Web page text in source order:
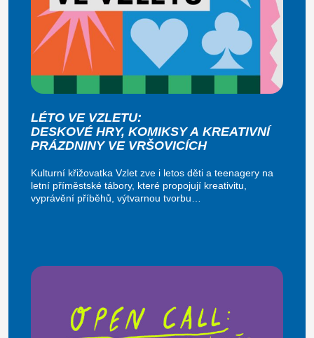
LÉTO VE VZLETU:
DESKOVÉ HRY, KOMIKSY A KREATIVNÍ
PRÁZDNINY VE VRŠOVICÍCH
Kulturní křižovatka Vzlet zve i letos děti a teenagery na
letní příměstské tábory, které propojují kreativitu,
vyprávění příběhů, výtvarnou tvorbu…